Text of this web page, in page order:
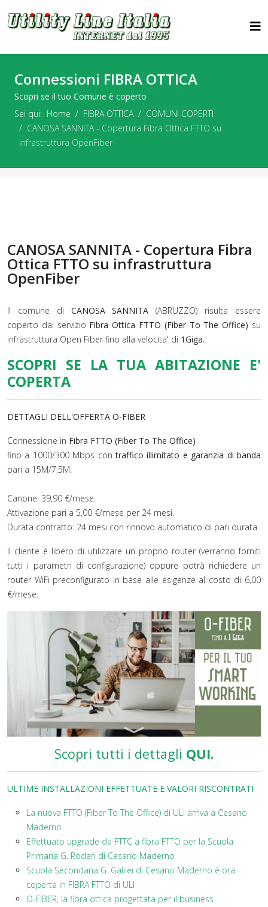
Connessioni FIBRA OTTICA
Scopri se il tuo Comune è coperto
Sei qui: Home FIBRA OTTICA
COMUNI COPERTI
CANOSA SANNITA - Copertura Fibra Ottica FTTO su
infrastruttura OpenFiber
CANOSA SANNITA - Copertura Fibra
Ottica FTTO su infrastruttura
OpenFiber
Il comune di CANOSA SANNITA (ABRUZZO) risulta essere
coperto dal servizio Fibra Ottica FTTO (Fiber To The Office) su
infrastruttura Open Fiber fino alla velocita' di 1Giga.
SCOPRI SE LA TUA ABITAZIONE E'
COPERTA
DETTAGLI DELL'OFFERTA O-FIBER
Connessione in Fibra FTTO (Fiber To The Office)
fino a 1000/300 Mbps con traffico illimitato e garanzia di banda
pari a 15M/7.5M.
Canone: 39,90 €/mese.
Attivazione pari a 5,00 €/mese per 24 mesi.
Durata contratto: 24 mesi con rinnovo automatico di pari durata.
Il cliente è libero di utilizzare un proprio router (verranno forniti
tutti i parametri di configurazione) oppure potrà richiedere un
router WiFi preconfigurato in base alle esigenze al costo di 6,00
€/mese.
Scopri tutti i dettagli QUI.
ULTIME INSTALLAZIONI EFFETTUATE E VALORI RISCONTRATI
La nuova FTTO (Fiber To The Office) di ULI arriva a Cesano
Maderno
Effettuato upgrade da FTTC a fibra FTTO per la Scuola
Primaria G. Rodari di Cesano Maderno
Scuola Secondaria G. Galilei di Cesano Maderno è ora
coperta in FIBRA FTTO di ULI
O-FIBER, la fibra ottica progettata per il business